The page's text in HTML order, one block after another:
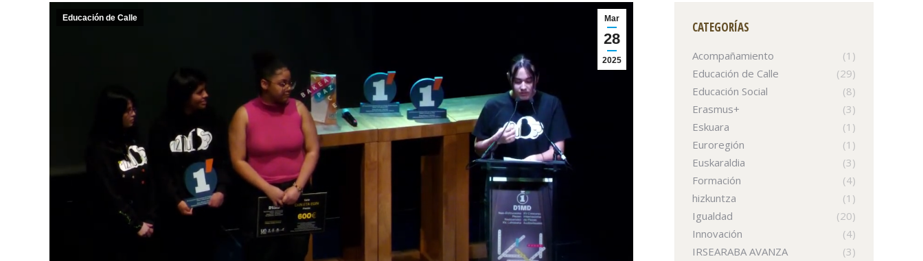
Mar
28
2025
Educación de Calle
CATEGORÍAS
Acompañamiento
(1)
Educación de Calle
(29)
Educación Social
(8)
Erasmus+
(3)
Eskuara
(1)
Euroregión
(1)
Euskaraldia
(3)
Formación
(4)
hizkuntza
(1)
Igualdad
(20)
Innovación
(4)
IRSEARABA AVANZA
(3)